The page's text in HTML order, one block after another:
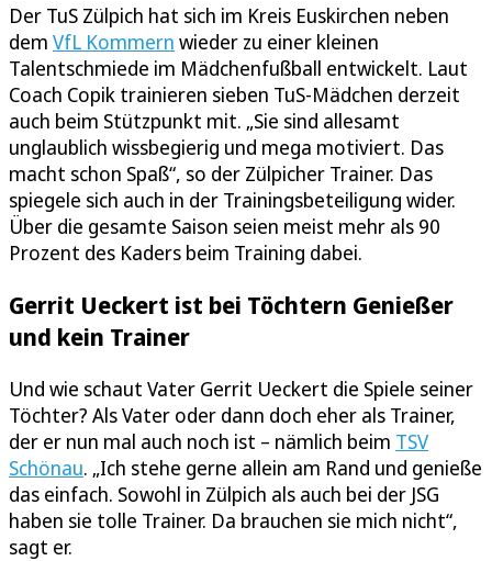
Der TuS Zülpich hat sich im Kreis Euskirchen neben
dem VfL Kommern wieder zu einer kleinen
Talentschmiede im Mädchenfußball entwickelt. Laut
Coach Copik trainieren sieben TuS-Mädchen derzeit
auch beim Stützpunkt mit. „Sie sind allesamt
unglaublich wissbegierig und mega motiviert. Das
macht schon Spaß“, so der Zülpicher Trainer. Das
spiegele sich auch in der Trainingsbeteiligung wider.
Über die gesamte Saison seien meist mehr als 90
Prozent des Kaders beim Training dabei.
Gerrit Ueckert ist bei Töchtern Genießer
und kein Trainer
Und wie schaut Vater Gerrit Ueckert die Spiele seiner
Töchter? Als Vater oder dann doch eher als Trainer,
der er nun mal auch noch ist – nämlich beim TSV
Schönau. „Ich stehe gerne allein am Rand und genieße
das einfach. Sowohl in Zülpich als auch bei der JSG
haben sie tolle Trainer. Da brauchen sie mich nicht“,
sagt er.